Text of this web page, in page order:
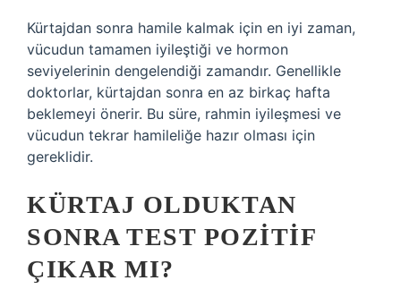
Kürtajdan sonra hamile kalmak için en iyi zaman,
vücudun tamamen iyileştiği ve hormon
seviyelerinin dengelendiği zamandır. Genellikle
doktorlar, kürtajdan sonra en az birkaç hafta
beklemeyi önerir. Bu süre, rahmin iyileşmesi ve
vücudun tekrar hamileliğe hazır olması için
gereklidir.
KÜRTAJ OLDUKTAN
SONRA TEST POZITIF
ÇIKAR MI?